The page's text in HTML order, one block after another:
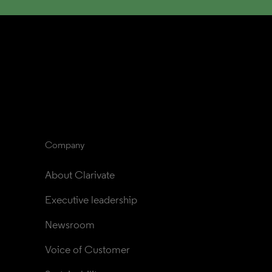
Company
About Clarivate
Executive leadership
Newsroom
Voice of Customer